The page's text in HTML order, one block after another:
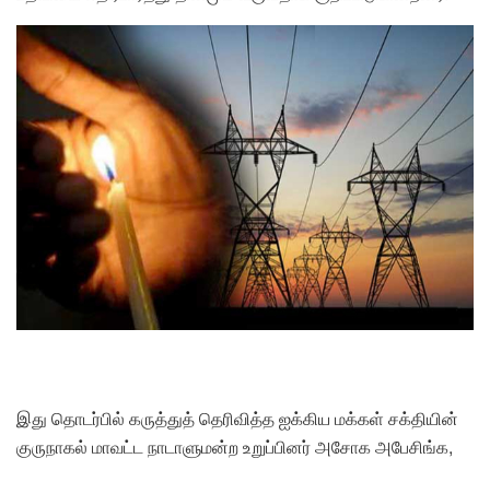
இது தொடர்பில் கருத்துத் தெரிவித்த ஐக்கிய மக்கள் சக்தியின்
குருநாகல் மாவட்ட நாடாளுமன்ற உறுப்பினர் அசோக அபேசிங்க,